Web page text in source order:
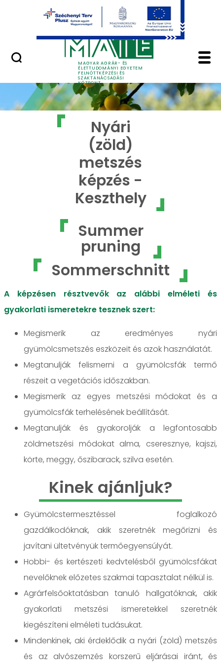
Ugrás a fő tartalomhoz
MAGYAR AGRÁR- ÉS
ÉLETTUDOMÁNYI EGYETEM
FELNŐTTKÉPZÉSI ÉS
SZAKTANÁCSADÁSI
KÖZPONT
Nyári (zöld) metszés
Nyári
(zöld)
metszés
képzés -
Keszthely
Summer
pruning
Sommerschnitt
A képzésen résztvevők az alábbi elméleti és
gyakorlati ismeretekre tesznek szert:
Megismerik az eredményes nyári
gyümölcsmetszés eszközeit és azok használatát.
Megtanulják felismerni a gyümölcsfák termő
részeit a vegetációs időszakban.
Megismerik az egyes metszési módokat és a
gyümölcsfák terhelésének beállítását.
Megtanulják és gyakorolják a legfontosabb
zöldmetszési módokat alma, cseresznye, kajszi,
körte, meggy, őszibarack, szilva esetén.
Kinek ajánljuk?
Gyümölcstermesztéssel foglalkozó
gazdálkodóknak, akik szeretnék megőrizni és
javítani ültetvényük termőegyensúlyát.
Hobbi- és kertészeti kedvtelésből gyümölcsfákat
nevelőknek előzetes szakmai tapasztalat nélkül is.
Agrárfelsőoktatásban tanuló hallgatóknak, akik
gyakorlati metszési ismeretekkel szeretnék
kiegészíteni elméleti tudásukat.
Mindenkinek, aki érdeklődik a nyári (zöld) metszés
és az alvószemzés korszerű eljárásai iránt, és